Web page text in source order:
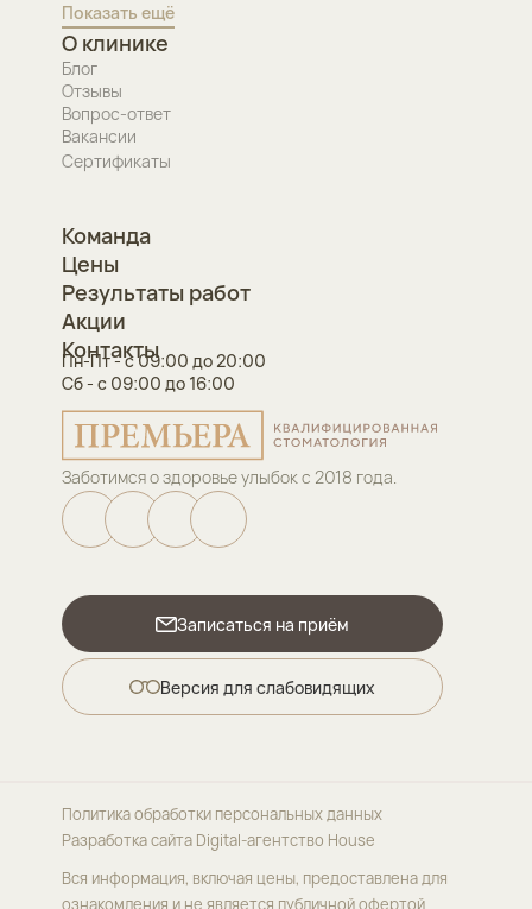
Заботимся о здоровье улыбок с 2018 года.
Записаться на приём
Версия для слабовидящих
Показать ещё
О клинике
Блог
Отзывы
Вопрос-ответ
Вакансии
Сертификаты
Команда
Цены
Результаты работ
Акции
Контакты
Пн-Пт - с 09:00 до 20:00
Сб - с 09:00 до 16:00
Вся информация, включая цены, предоставлена для
ознакомления и не является публичной офертой
Политика обработки персональных данных
Разработка сайтаDigital-агентство House